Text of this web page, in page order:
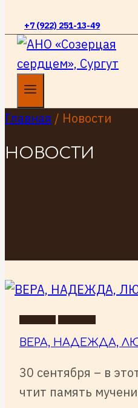
+7 (922) 251-13-49
Главная / Новости
НОВОСТИ
ВЕРА, НАДЕЖДА,
30 сентября – в
чтит память